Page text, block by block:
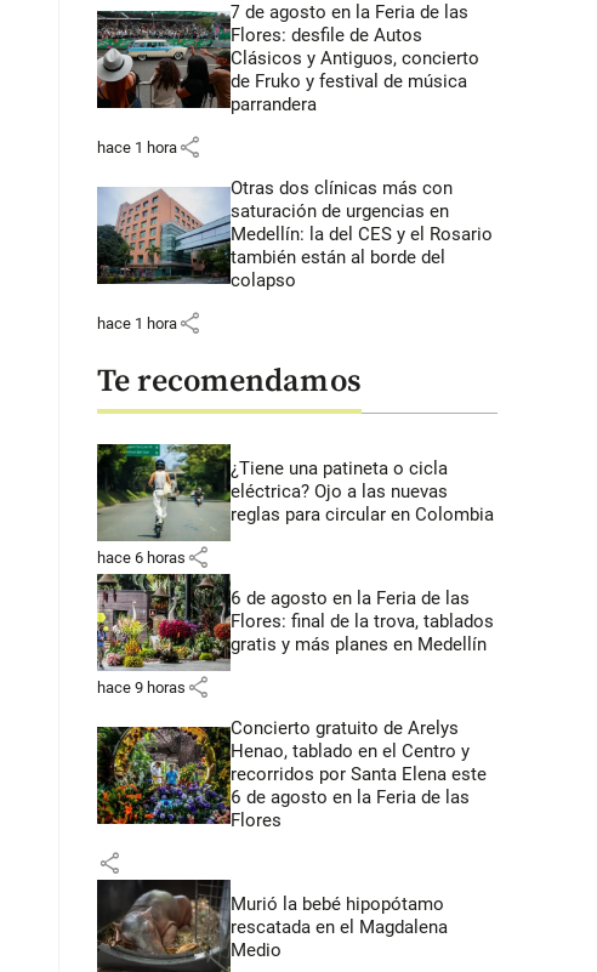
7 de agosto en la Feria de las
Flores: desfile de Autos
Clásicos y Antiguos, concierto
de Fruko y festival de música
parrandera
hace 1 hora share
Otras dos clínicas más con
saturación de urgencias en
Medellín: la del CES y el Rosario
también están al borde del
colapso
hace 1 hora share
Te recomendamos
¿Tiene una patineta o cicla
eléctrica? Ojo a las nuevas
reglas para circular en Colombia
hace 6 horas share
6 de agosto en la Feria de las
Flores: final de la trova, tablados
gratis y más planes en Medellín
hace 9 horas share
Concierto gratuito de Arelys
Henao, tablado en el Centro y
recorridos por Santa Elena este
6 de agosto en la Feria de las
Flores
share
Murió la bebé hipopótamo
rescatada en el Magdalena
Medio